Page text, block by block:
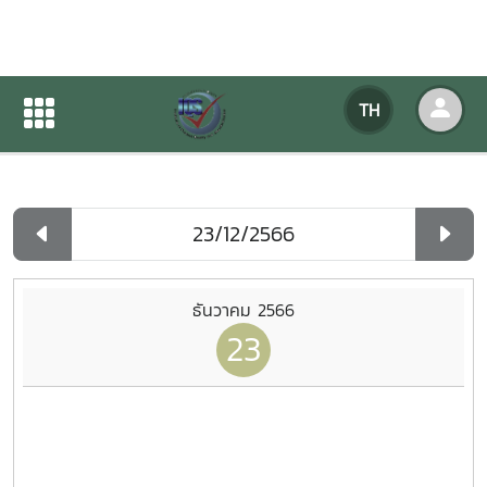
TH
ปฏิทินกิจกรรมของหน่วยงาน
ปฏิทินกิจกรรมของหน่วยงาน
ธันวาคม 2566
23